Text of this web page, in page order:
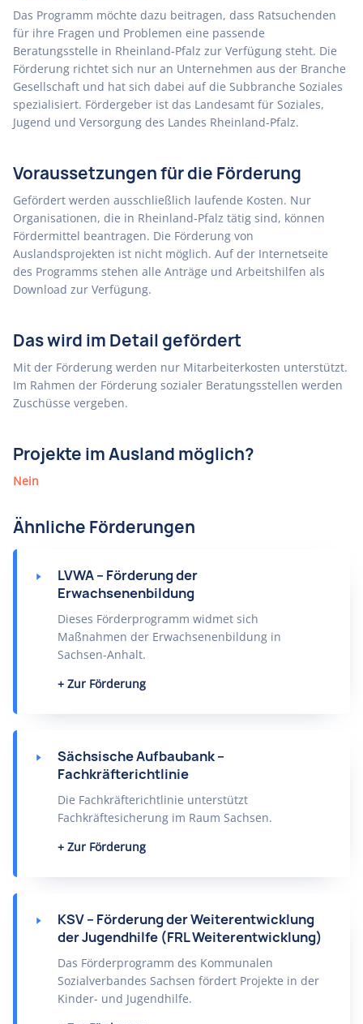
Das Programm möchte dazu beitragen, dass Ratsuchenden
für ihre Fragen und Problemen eine passende
Beratungsstelle in Rheinland-Pfalz zur Verfügung steht. Die
Förderung richtet sich nur an Unternehmen aus der Branche
Gesellschaft und hat sich dabei auf die Subbranche Soziales
spezialisiert. Fördergeber ist das Landesamt für Soziales,
Jugend und Versorgung des Landes Rheinland-Pfalz.
Voraussetzungen für die Förderung
Gefördert werden ausschließlich laufende Kosten. Nur
Organisationen, die in Rheinland-Pfalz tätig sind, können
Fördermittel beantragen. Die Förderung von
Auslandsprojekten ist nicht möglich. Auf der Internetseite
des Programms stehen alle Anträge und Arbeitshilfen als
Download zur Verfügung.
Das wird im Detail gefördert
Mit der Förderung werden nur Mitarbeiterkosten unterstützt.
Im Rahmen der Förderung sozialer Beratungsstellen werden
Zuschüsse vergeben.
Projekte im Ausland möglich?
Nein
Ähnliche Förderungen
LVWA – Förderung der
Erwachsenenbildung
Dieses Förderprogramm widmet sich
Maßnahmen der Erwachsenenbildung in
Sachsen-Anhalt.
Zur Förderung
Sächsische Aufbaubank –
Fachkräfterichtlinie
Die Fachkräfterichtlinie unterstützt
Fachkräftesicherung im Raum Sachsen.
Zur Förderung
KSV – Förderung der Weiterentwicklung
der Jugendhilfe (FRL Weiterentwicklung)
Das Förderprogramm des Kommunalen
Sozialverbandes Sachsen fördert Projekte in der
Kinder- und Jugendhilfe.